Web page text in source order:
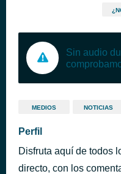
Sin audio
MEDIOS NOTICIAS
Perfil
Disfruta aquí de todos
directo, con los